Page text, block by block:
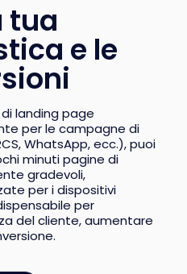
tua
e le
landing page
per le campagne di
WhatsApp, ecc.), puoi
minuti pagine di
gradevoli,
per i dispositivi
per
del cliente, aumentare